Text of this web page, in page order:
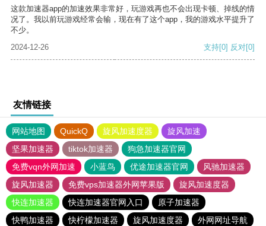
这款加速器app的加速效果非常好，玩游戏再也不会出现卡顿、掉线的情
况了。我以前玩游戏经常会输，现在有了这个app，我的游戏水平提升了
不少。
2024-12-26
支持[0] 反对[0]
友情链接
网站地图 QuickQ 旋风加速度器
旋风加速
坚果加速器
tiktok加速器
狗急加速器官网
免费vqn外网加速
小蓝鸟 优途加速器官网
风驰加速器
旋风加速器
免费vps加速器外网苹果版
旋风加速度器
快连加速器
快连加速器官网入口
原子加速器
快鸭加速器
快柠檬加速器 旋风加速度器
外网网址导航